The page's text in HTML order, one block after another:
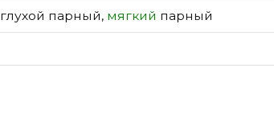
глухой парный, мягкий парный